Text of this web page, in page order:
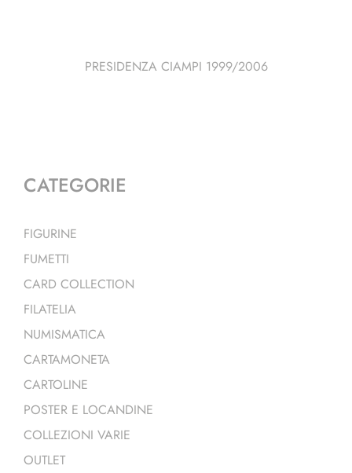
PRESIDENZA CIAMPI 1999/2006
CATEGORIE
FIGURINE
FUMETTI
CARD COLLECTION
FILATELIA
NUMISMATICA
CARTAMONETA
CARTOLINE
POSTER E LOCANDINE
COLLEZIONI VARIE
OUTLET